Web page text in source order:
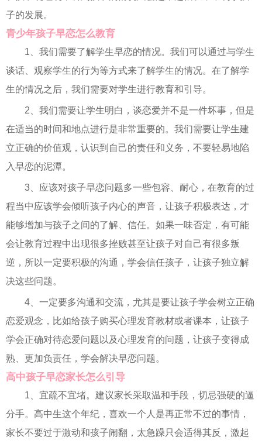
子的发展。
青少年孩子早恋怎么教育
1、我们需要了解学生早恋的情况。我们可以通过与学生
谈话、观察学生的行为等方式来了解学生的情况。在了解学
生的情况之后，我们需要对学生进行教育和引导。
2、我们需要让学生明白，谈恋爱并不是一件坏事，但是
在适当的时间和地点进行是非常重要的。我们需要让学生建
立正确的价值观，认识到自己的责任和义务，不要轻易地陷
入早恋的泥潭。
3、应该对孩子早恋问题多一些包容、耐心，在教育的过
程当中应该学会倾听孩子内心的声音，让孩子积极表达，才
能够增加与孩子之间的了解、信任。如果一味否定，有可能
会让教育过程中出现很多挫败甚至让孩子对自己有很多叛
逆，所以一定要积极的沟通，学会信任孩子，让孩子独立解
决这些问题。
4、一定要多沟通和交流，尤其是要让孩子学会树立正确
恋爱观念，比如给孩子购买心理发育教材或者课本，让孩子
学会正确对待恋爱问题以及心理发育的问题，让孩子变得成
熟、更加负责任，学会解决早恋问题。
高中孩子早恋家长怎么引导
1、宜疏不宜堵。建议家长采取温和手段，切忌强硬的逼
分手。高中生这个年纪，喜欢一个人是再正常不过的事情，
家长不要过于激动和孩子闹翻，太急躁只会适得其反，激起